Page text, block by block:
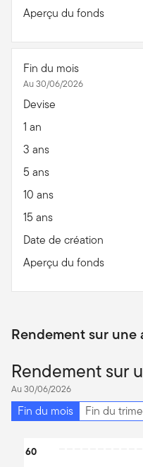
Aperçu du fonds
Fin du mois
Au 30/06/2026
Devise
1 an
3 ans
5 ans
10 ans
15 ans
Date de création
Aperçu du fonds
Rendement sur une
Rendement sur
Au 30/06/2026
Fin du mois Fin du
60